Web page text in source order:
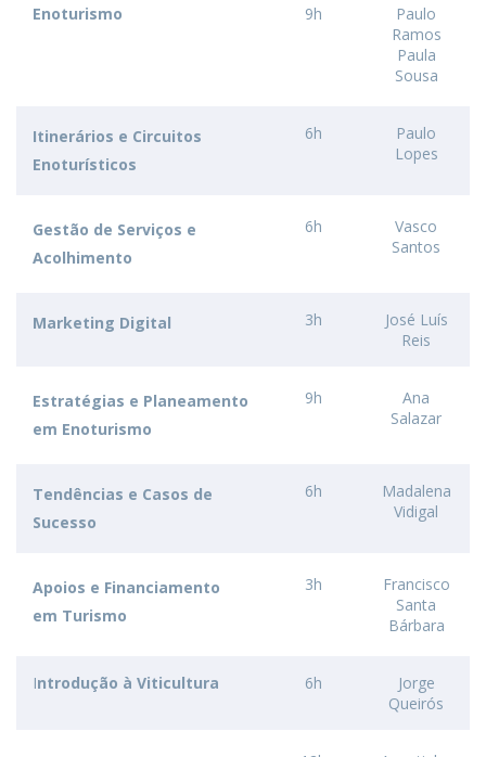
Enoturismo 9h
Paulo
Ramos
Paula
Sousa
Itinerários e Circuitos
Enoturísticos
6h
Paulo
Lopes
Gestão de Serviços e
Acolhimento
6h
Vasco
Santos
Marketing Digital 3h
José Luís
Reis
Estratégias e Planeamento
em Enoturismo
9h
Ana
Salazar
Tendências e Casos de
Sucesso
6h
Madalena
Vidigal
Apoios e Financiamento
em Turismo
3h
Francisco
Santa
Bárbara
Introdução à Viticultura 6h
Jorge
Queirós